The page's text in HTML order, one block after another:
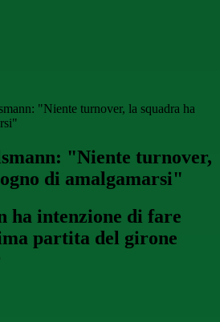
"Niente turnover, la squadra ha
"Niente turnover,
di amalgamarsi"
ha intenzione di fare
partita del girone